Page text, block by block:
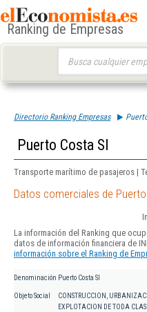
Ranking de Empresas
Directorio Ranking Empresas
Puerto Costa Sl
Transporte marítimo de pasajeros |
Datos comerciales de
La información del Ranking que
datos de información financiera de
información sobre el Ranking de
Denominación Puerto Costa Sl
Objeto Social
CONSTRUCCION,
EXPLOTACION DE TODA